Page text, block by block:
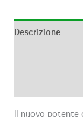
Descrizione
Il nuovo